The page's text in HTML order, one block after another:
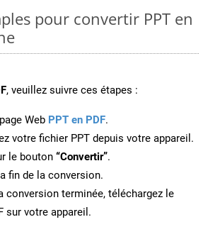
pour convertir PPT en
, veuillez suivre ces étapes :
Web PPT en PDF.
votre fichier PPT depuis votre appareil.
le bouton “Convertir”.
fin de la conversion.
conversion terminée, téléchargez le
sur votre appareil.